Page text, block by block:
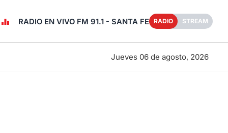
RADIO EN VIVO FM 91.1 - SANTA FE RADIO STREAM
Jueves 06 de agosto, 2026